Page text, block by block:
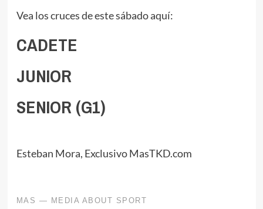
Vea los cruces de este sábado aquí:
CADETE
JUNIOR
SENIOR (G1)
Esteban Mora, Exclusivo MasTKD.com